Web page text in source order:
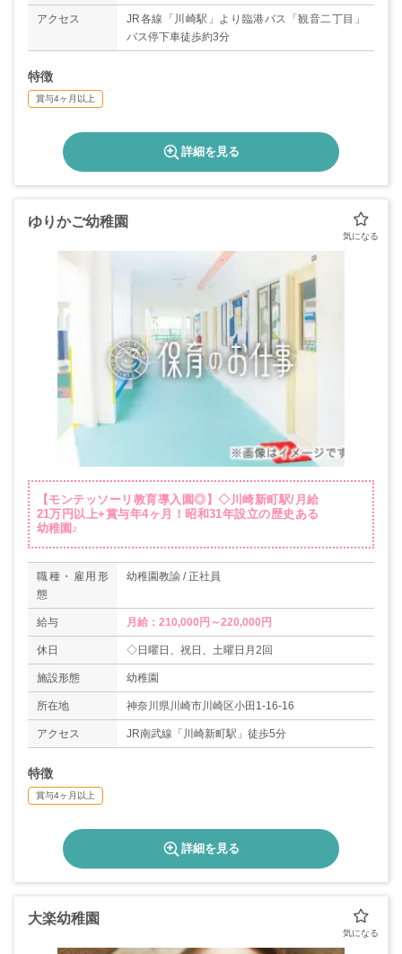
◇産前産後休暇
◇育児休暇（取得実績あり）
◇介護休暇
アクセス
JR各線「川崎駅」より臨港バス「観音二丁目」
バス停下車徒歩約3分
特徴
賞与4ヶ月以上
詳細を見る
ゆりかご幼稚園
【モンテッソーリ教育導入園◎】◇川崎新町駅/月給
21万円以上+賞与年4ヶ月！昭和31年設立の歴史ある
幼稚園♪
職種・雇用形
態
幼稚園教諭 / 正社員
給与 月給：210,000円～220,000円
休日 ◇日曜日、祝日、土曜日月2回
施設形態 幼稚園
所在地 神奈川県川崎市川崎区小田1-16-16
アクセス JR南武線「川崎新町駅」徒歩5分
特徴
賞与4ヶ月以上
詳細を見る
大楽幼稚園